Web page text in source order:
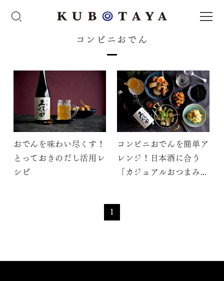
コンビニおでん
おでんを味わい尽くす！
とっておきのだし活用レ
シピ
コンビニおでんを簡単ア
レンジ！日本酒に合う
「カジュアルおつまみ3
1